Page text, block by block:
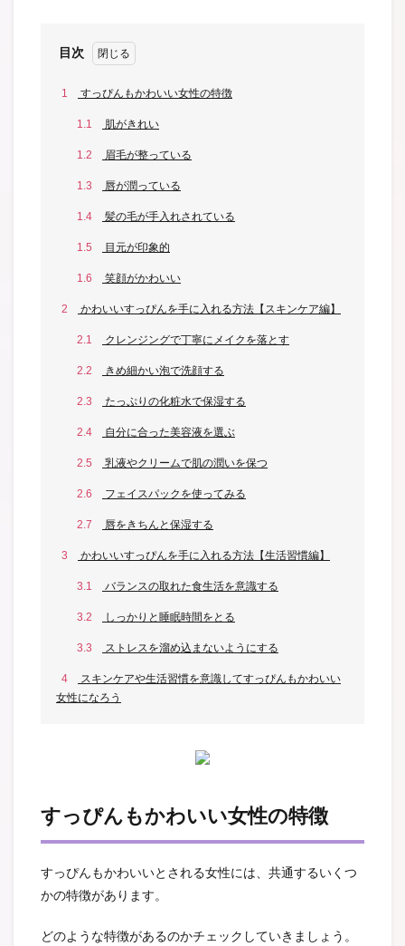
目次
1 すっぴんもかわいい女性の特徴
1.1 肌がきれい
1.2 眉毛が整っている
1.3 唇が潤っている
1.4 髪の毛が手入れされている
1.5 目元が印象的
1.6 笑顔がかわいい
2 かわいいすっぴんを手に入れる方法【スキンケア編】
2.1 クレンジングで丁寧にメイクを落とす
2.2 きめ細かい泡で洗顔する
2.3 たっぷりの化粧水で保湿する
2.4 自分に合った美容液を選ぶ
2.5 乳液やクリームで肌の潤いを保つ
2.6 フェイスパックを使ってみる
2.7 唇をきちんと保湿する
3 かわいいすっぴんを手に入れる方法【生活習慣編】
3.1 バランスの取れた食生活を意識する
3.2 しっかりと睡眠時間をとる
3.3 ストレスを溜め込まないようにする
4
スキンケアや生活習慣を意識してすっぴんもかわいい
女性になろう
すっぴんもかわいい女性の特徴
すっぴんもかわいいとされる女性には、共通するいくつ
かの特徴があります。
どのような特徴があるのかチェックしていきましょう。